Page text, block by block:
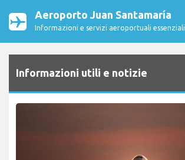
Aeroporto Juan Santamaría
Informazioni e servizi aeroportuali essenziali
Informazioni utili e notizie